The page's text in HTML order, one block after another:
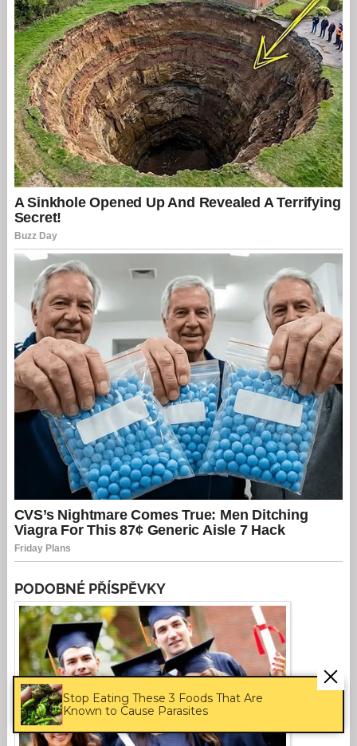
PODOBNÉ PŘÍSPĚVKY
Stop Eating These 3 Foods That Are
Known to Cause Parasites